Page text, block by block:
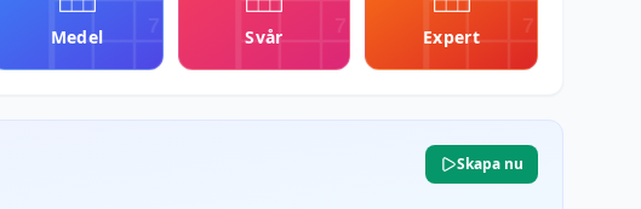
Medel Svår
7
Expert
Skapa nu